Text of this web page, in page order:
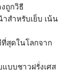
ถูกวิธี
ำสำหรับเย็บ เน้น
ที่สุดในโลกจาก
แบบชาวฝรั่งเศส